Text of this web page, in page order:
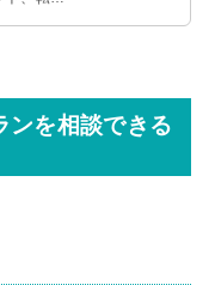
ンを相談できる